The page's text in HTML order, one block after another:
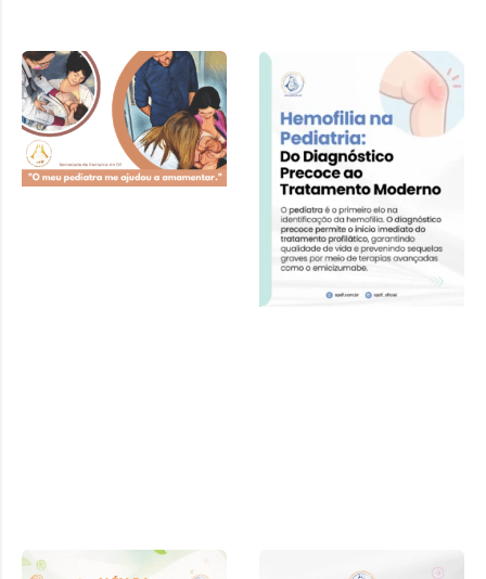
Cartilha SPDF –
Pediatra e
Amamentação